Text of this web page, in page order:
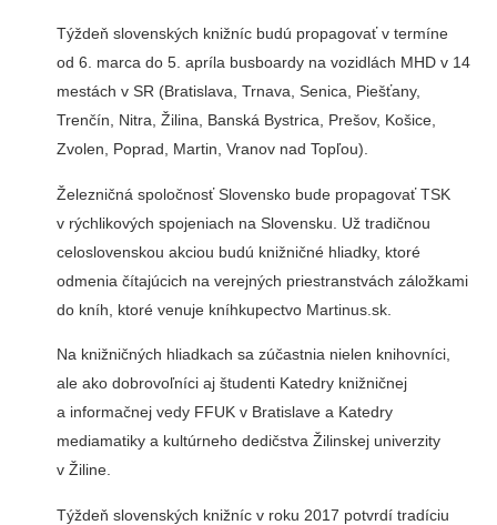
Týždeň slovenských knižníc budú propagovať v termíne
od 6. marca do 5. apríla busboardy na vozidlách MHD v 14
mestách v SR (Bratislava, Trnava, Senica, Piešťany,
Trenčín, Nitra, Žilina, Banská Bystrica, Prešov, Košice,
Zvolen, Poprad, Martin, Vranov nad Topľou).
Železničná spoločnosť Slovensko bude propagovať TSK
v rýchlikových spojeniach na Slovensku. Už tradičnou
celoslovenskou akciou budú knižničné hliadky, ktoré
odmenia čítajúcich na verejných priestranstvách záložkami
do kníh, ktoré venuje kníhkupectvo Martinus.sk.
Na knižničných hliadkach sa zúčastnia nielen knihovníci,
ale ako dobrovoľníci aj študenti Katedry knižničnej
a informačnej vedy FFUK v Bratislave a Katedry
mediamatiky a kultúrneho dedičstva Žilinskej univerzity
v Žiline.
Týždeň slovenských knižníc v roku 2017 potvrdí tradíciu